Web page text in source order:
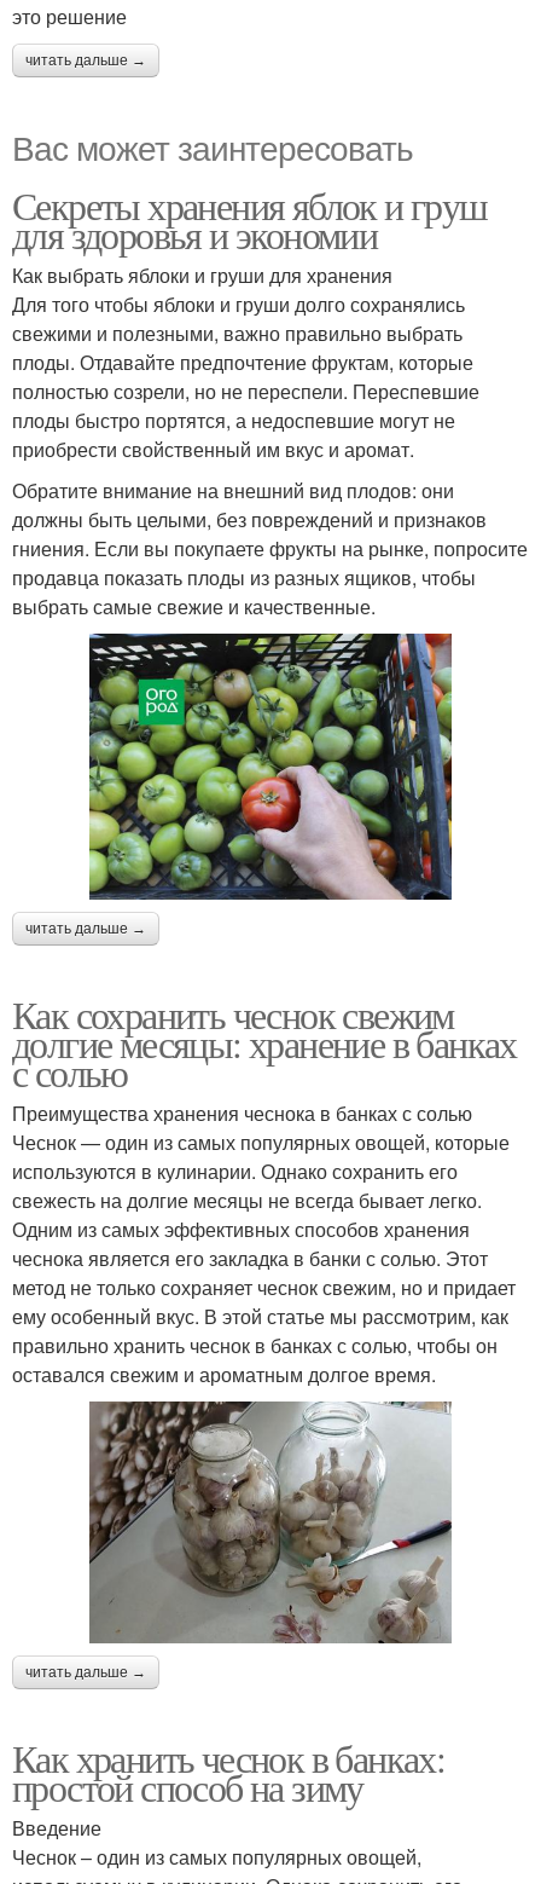
это решение
читать дальше →
Вас может заинтересовать
Секреты хранения яблок и груш
для здоровья и экономии
Как выбрать яблоки и груши для хранения
Для того чтобы яблоки и груши долго сохранялись
свежими и полезными, важно правильно выбрать
плоды. Отдавайте предпочтение фруктам, которые
полностью созрели, но не переспели. Переспевшие
плоды быстро портятся, а недоспевшие могут не
приобрести свойственный им вкус и аромат.
Обратите внимание на внешний вид плодов: они
должны быть целыми, без повреждений и признаков
гниения. Если вы покупаете фрукты на рынке, попросите
продавца показать плоды из разных ящиков, чтобы
выбрать самые свежие и качественные.
читать дальше →
Как сохранить чеснок свежим
долгие месяцы: хранение в банках
с солью
Преимущества хранения чеснока в банках с солью
Чеснок — один из самых популярных овощей, которые
используются в кулинарии. Однако сохранить его
свежесть на долгие месяцы не всегда бывает легко.
Одним из самых эффективных способов хранения
чеснока является его закладка в банки с солью. Этот
метод не только сохраняет чеснок свежим, но и придает
ему особенный вкус. В этой статье мы рассмотрим, как
правильно хранить чеснок в банках с солью, чтобы он
оставался свежим и ароматным долгое время.
читать дальше →
Как хранить чеснок в банках:
простой способ на зиму
Введение
Чеснок – один из самых популярных овощей,